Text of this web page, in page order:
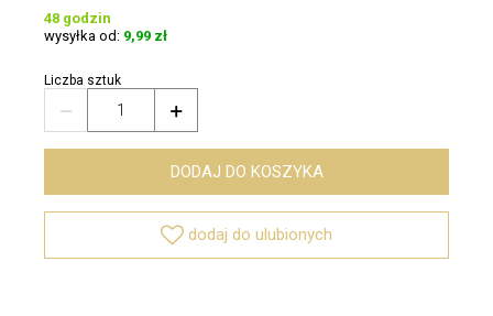
48 godzin
wysyłka od: 9,99 zł
Liczba sztuk
 
DODAJ DO KOSZYKA
 dodaj do ulubionych